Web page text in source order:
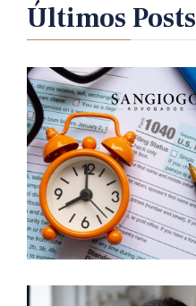
Últimos Posts